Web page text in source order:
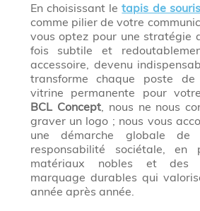
En choisissant letapis de
comme pilier de votre
vous optez pour une stratégie
fois subtile et
accessoire, devenu
transforme chaque poste
vitrine permanente pour
BCL Concept, nous ne nous
graver un logo ; nous vous
une démarche globale
responsabilité sociétale, en
matériaux nobles et des
marquage durables qui
année après année.